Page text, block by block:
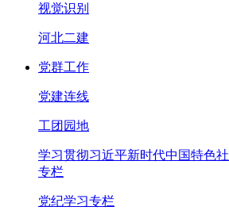
视觉识别
河北二建
党群工作
党建连线
工团园地
学习贯彻习近平新时代中国特色
专栏
党纪学习专栏